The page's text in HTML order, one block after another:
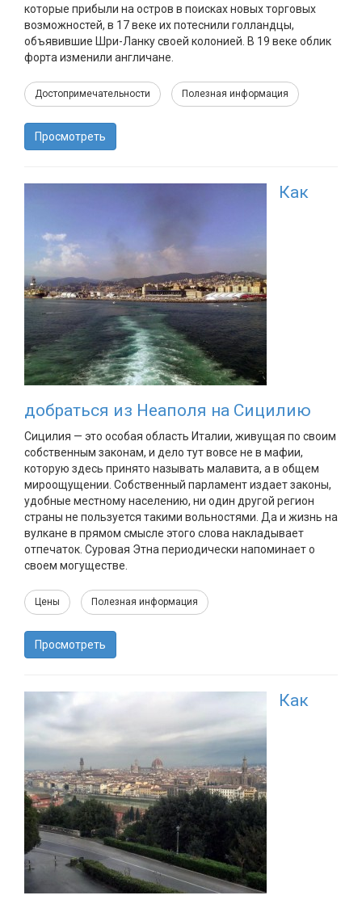
которые прибыли на остров в поисках новых торговых
возможностей, в 17 веке их потеснили голландцы,
объявившие Шри-Ланку своей колонией. В 19 веке облик
форта изменили англичане.
Достопримечательности Полезная информация
Просмотреть
Как
добраться из Неаполя на Сицилию
Сицилия — это особая область Италии, живущая по своим
собственным законам, и дело тут вовсе не в мафии,
которую здесь принято называть малавита, а в общем
мироощущении. Собственный парламент издает законы,
удобные местному населению, ни один другой регион
страны не пользуется такими вольностями. Да и жизнь на
вулкане в прямом смысле этого слова накладывает
отпечаток. Суровая Этна периодически напоминает о
своем могуществе.
Цены Полезная информация
Просмотреть
Как